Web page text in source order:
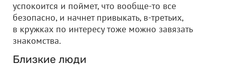
успокоится и поймет, что вообще-то все
безопасно, и начнет привыкать, в-третьих,
в кружках по интересу тоже можно завязать
знакомства.
Близкие люди